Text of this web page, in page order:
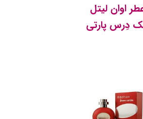
اوان لیتل
دِرس پارتی